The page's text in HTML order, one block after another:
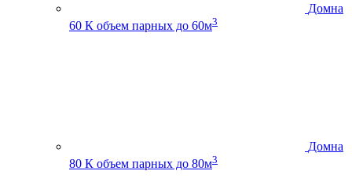
Домна
60 К объем парных до 60м3
Домна
80 К объем парных до 80м3